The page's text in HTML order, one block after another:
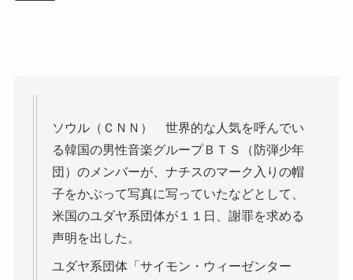
ソウル（ＣＮＮ） 世界的な人気を呼んでい
る韓国の男性音楽グループＢＴＳ（防弾少年
団）のメンバーが、ナチスのマーク入りの帽
子をかぶって写真に写っていたなどとして、
米国のユダヤ系団体が１１日、謝罪を求める
声明を出した。
ユダヤ系団体「サイモン・ウィーゼンター